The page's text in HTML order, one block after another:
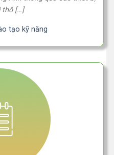
thô […]
tạo kỹ năng